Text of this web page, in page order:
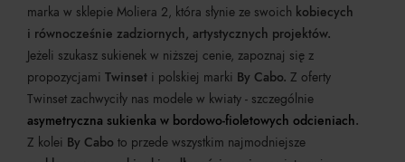
marka w sklepie Moliera 2, która słynie ze swoich kobiecych
i równocześnie zadziornych, artystycznych projektów.
Jeżeli szukasz sukienek w niższej cenie, zapoznaj się z
propozycjami Twinset i polskiej marki By Cabo. Z oferty
Twinset zachwyciły nas modele w kwiaty - szczególnie
asymetryczna sukienka w bordowo-fioletowych odcieniach.
Z kolei By Cabo to przede wszystkim najmodniejsze